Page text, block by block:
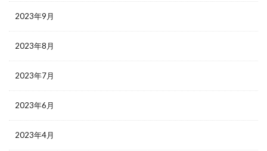
2023年9月
2023年8月
2023年7月
2023年6月
2023年4月